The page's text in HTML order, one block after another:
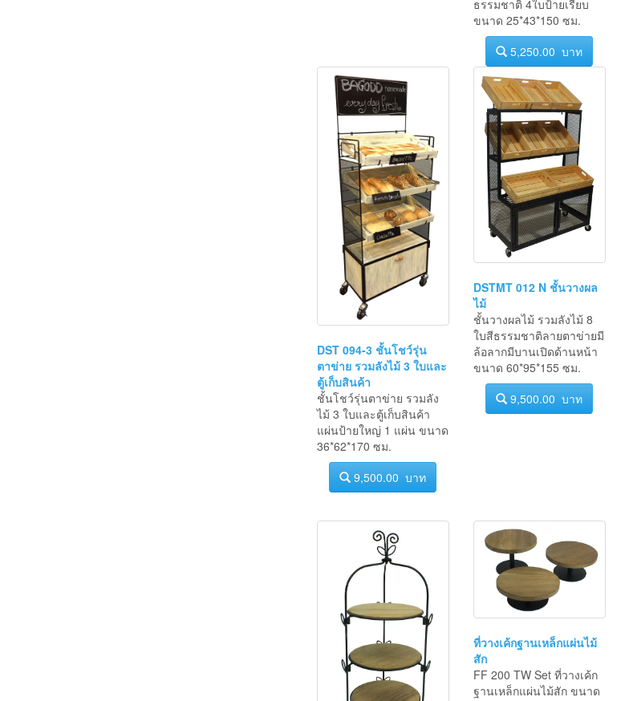
ธรรมชาติ 4ใบป้ายเรียบ
ขนาด 25*43*150 ซม.
5,250.00 บาท
DST 094-3 ชั้นโชว์รุ่น
ตาข่าย รวมลังไม้ 3 ใบและ
ตู้เก็บสินค้า
ชั้นโชว์รุ่นตาข่าย รวมลัง
ไม้ 3 ใบและตู้เก็บสินค้า
แผ่นป้ายใหญ่ 1 แผ่น ขนาด
36*62*170 ซม.
9,500.00 บาท
DSTMT 012 N ชั้นวางผล
ไม้
ชั้นวางผลไม้ รวมลังไม้ 8
ใบสีธรรมชาติลายตาข่ายมี
ล้อลากมีบานเปิดด้านหน้า
ขนาด 60*95*155 ซม.
9,500.00 บาท
ที่วางเค้กฐานเหล็กแผ่นไม้
สัก
FF 200 TW Set ที่วางเค้ก